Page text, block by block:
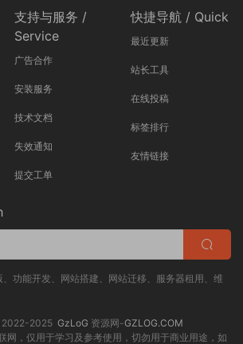
支持与服务 /
Service
广告合作
安装服务
技术文档
失效通知
提交工单
快捷导航 / Quick
最近更新
站长工具
在线投稿
标签排行
友情链接
功能开发、网站搭建、网站迁移、服务器租用、维
2025 GzLoG 资源网-GZLOG.COM
网，仅用于学习及参考使用，切勿用于商业用途，如